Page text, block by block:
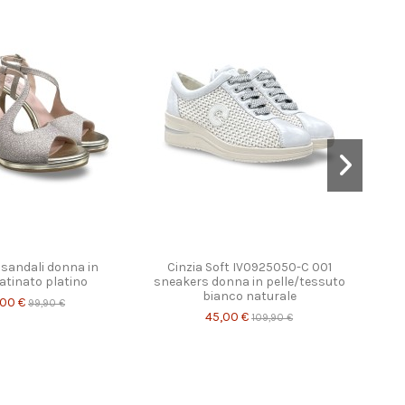
sandali donna in
platino
€ 99,90 €
Cinzia Soft IV0925050-C 001
sneakers donna in pelle/tessuto
bianco naturale
45,00 €109,90 €